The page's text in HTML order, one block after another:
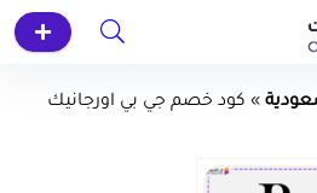
» كود خصم جي بي اورجانيك